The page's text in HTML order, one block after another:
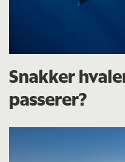
Snakker
passerer?